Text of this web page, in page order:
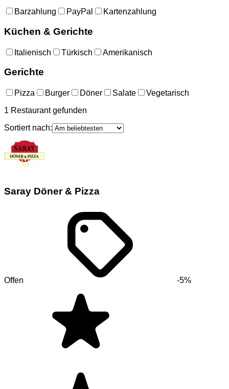
Barzahlung PayPal Kartenzahlung
Küchen & Gerichte
Italienisch Türkisch Amerikanisch
Gerichte
Pizza Burger Döner Salate
Vegetarisch
1 Restaurantgefunden
Sortiert nach:
Saray Döner & Pizza
Offen -5%